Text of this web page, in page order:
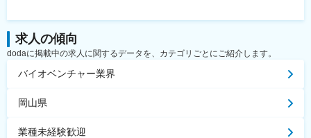
求人の傾向
dodaに掲載中の求人に関するデータを、カテゴリごとにご紹介します。
バイオベンチャー業界
岡山県
業種未経験歓迎